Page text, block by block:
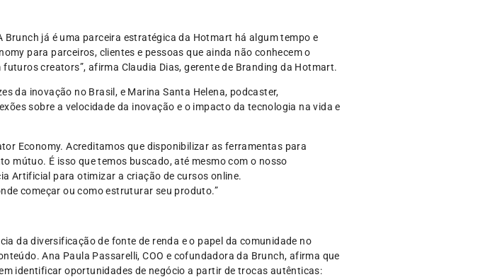
já é uma parceira estratégica da Hotmart há algum tempo e
para parceiros, clientes e pessoas que ainda não conhecem o
creators”, afirma Claudia Dias, gerente de Branding da Hotmart.
da inovação no Brasil, e Marina Santa Helena, podcaster,
sobre a velocidade da inovação e o impacto da tecnologia na vida e
Economy. Acreditamos que disponibilizar as ferramentas para
mútuo. É isso que temos buscado, até mesmo com o nosso
Artificial para otimizar a criação de cursos online.
começar ou como estruturar seu produto.”
da diversificação de fonte de renda e o papel da comunidade no
Ana Paula Passarelli, COO e cofundadora da Brunch, afirma que
identificar oportunidades de negócio a partir de trocas autênticas: